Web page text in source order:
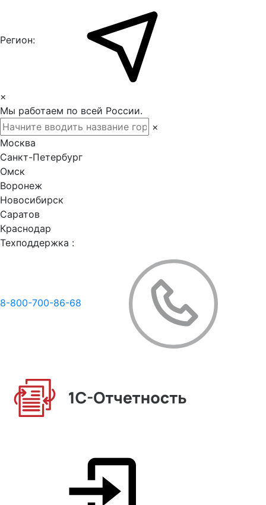
Регион:
×
Мы работаем по всей России.
×
Москва
Санкт-Петербург
Омск
Воронеж
Новосибирск
Саратов
Краснодар
Техподдержка :
8-800-700-86-68